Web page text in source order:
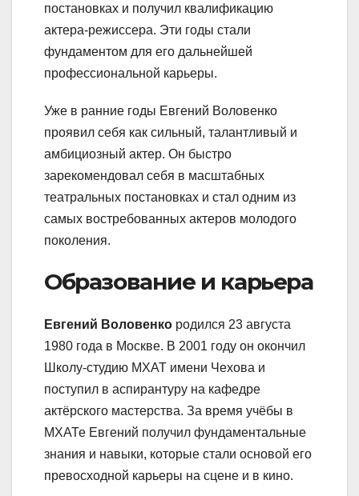
постановках и получил квалификацию
актера-режиссера. Эти годы стали
фундаментом для его дальнейшей
профессиональной карьеры.
Уже в ранние годы Евгений Воловенко
проявил себя как сильный, талантливый и
амбициозный актер. Он быстро
зарекомендовал себя в масштабных
театральных постановках и стал одним из
самых востребованных актеров молодого
поколения.
Образование и карьера
Евгений Воловенко родился 23 августа
1980 года в Москве. В 2001 году он окончил
Школу-студию МХАТ имени Чехова и
поступил в аспирантуру на кафедре
актёрского мастерства. За время учёбы в
МХАТе Евгений получил фундаментальные
знания и навыки, которые стали основой его
превосходной карьеры на сцене и в кино.